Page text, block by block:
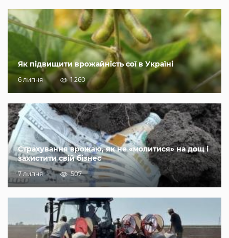
Як підвищити врожайність сої в Україні
6 липня 1 260
Страхування врожаю, як не «молитися» на дощ і
захистити свій бізнес
7 липня 507